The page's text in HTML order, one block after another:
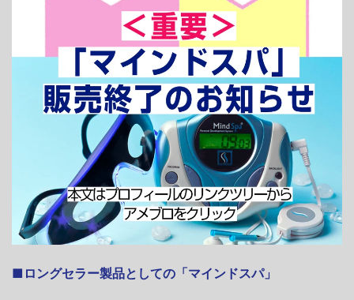
■ロングセラー製品としての「マインドスパ」